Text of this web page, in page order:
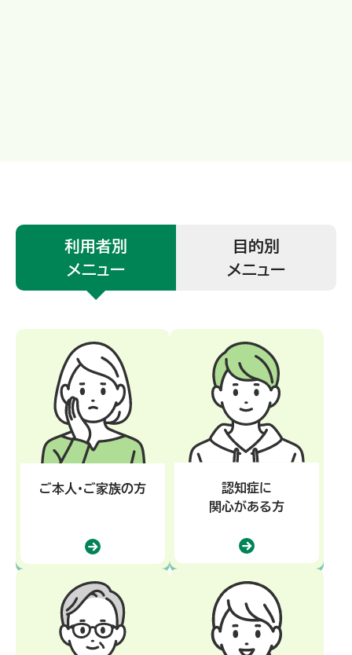
利用者別
メニュー
目的別
メニュー
ご本人・ご家族の方
認知症に
関心がある方